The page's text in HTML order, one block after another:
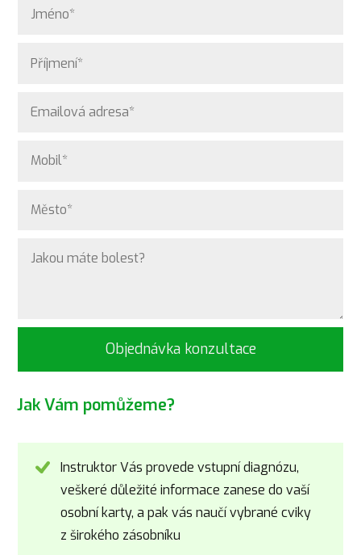
Objednávka konzultace
Jak Vám pomůžeme?
Instruktor Vás provede vstupní diagnózu,
veškeré důležité informace zanese do vaší
osobní karty, a pak vás naučí vybrané cviky
z širokého zásobníku